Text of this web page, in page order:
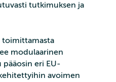
tutkimuksen ja
toimittamasta
modulaarinen
pääosin eri EU-
avoimen